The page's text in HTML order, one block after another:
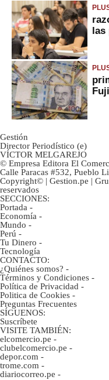
las
Gestión
Director Periodístico (e)
VÍCTOR MELGAREJO
© Empresa Editora El
Calle Paracas #532, Pueblo
Copyright© | Gestion.pe |
reservados
SECCIONES:
Portada -
Economía -
Mundo -
Perú -
Tu Dinero -
Tecnología
CONTACTO:
¿Quiénes somos? -
Términos y Condiciones -
Política de Privacidad -
Politica de Cookies -
Preguntas Frecuentes
SÍGUENOS:
Suscríbete
VISITE TAMBIÉN:
elcomercio.pe -
clubelcomercio.pe -
depor.com -
trome.com -
diariocorreo.pe -